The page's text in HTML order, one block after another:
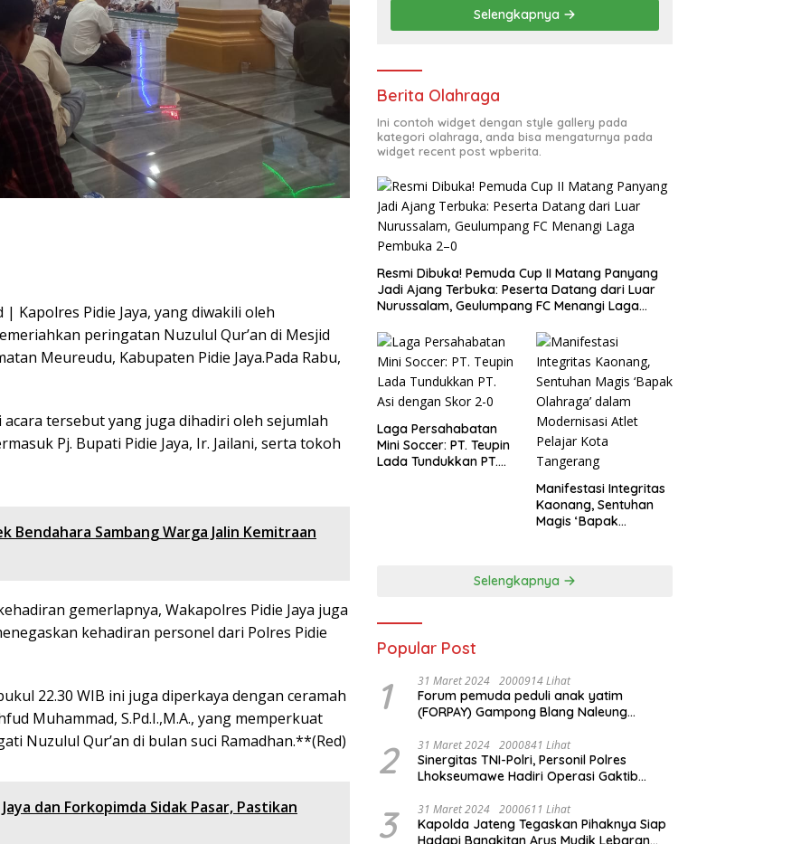
Kapolres Pidie Jaya, yang diwakili oleh
peringatan Nuzulul Qur’an di Mesjid
Meureudu, Kabupaten Pidie Jaya.Pada Rabu,
tersebut yang juga dihadiri oleh sejumlah
Pj. Bupati Pidie Jaya, Ir. Jailani, serta tokoh
Bendahara Sambang Warga Jalin Kemitraan
gemerlapnya, Wakapolres Pidie Jaya juga
kehadiran personel dari Polres Pidie
22.30 WIB ini juga diperkaya dengan ceramah
Muhammad, S.Pd.I.,M.A., yang memperkuat
Nuzulul Qur’an di bulan suci Ramadhan.**(Red)
dan Forkopimda Sidak Pasar, Pastikan
Korban Banjir dan Jadup!
Selengkapnya
Berita Olahraga
Ini contoh widget dengan style gallery pada
kategori olahraga, anda bisa mengaturnya pada
widget recent post wpberita.
Resmi Dibuka! Pemuda Cup II Matang Panyang
Jadi Ajang Terbuka: Peserta Datang dari Luar
Nurussalam, Geulumpang FC Menangi Laga
Laga Persahabatan
Mini Soccer: PT. Teupin
Lada Tundukkan PT.
Manifestasi Integritas
Kaonang, Sentuhan
Magis ‘Bapak
Tangerang
Selengkapnya
Popular Post
1 31 Maret 2024 2000914 Lihat
Forum pemuda peduli anak yatim
(FORPAY) Gampong Blang Naleung
Santunan Yatim-Piatu
2 31 Maret 2024 2000841 Lihat
Sinergitas TNI-Polri, Personil Polres
Lhokseumawe Hadiri Operasi Gaktib
Wira Rencong
3 31 Maret 2024 2000611 Lihat
Kapolda Jateng Tegaskan Pihaknya Siap